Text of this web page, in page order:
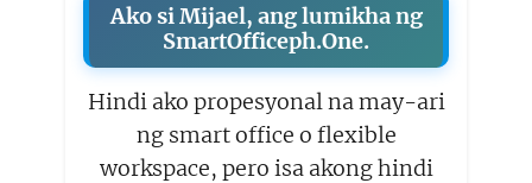
Ako si Mijael, ang lumikha ng
SmartOfficeph.One.
Hindi ako propesyonal na may-ari
ng smart office o flexible
workspace, pero isa akong hindi